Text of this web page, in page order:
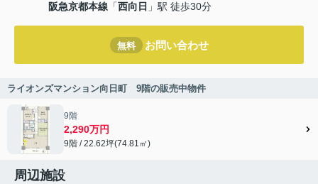
阪急京都本線 「西向日 」駅 徒歩30分
無料 お問い合わせ
ライオンズマンション向日町 9階の販売中物件
9階
2,290万円
9階 / 22.62坪(74.81㎡)
周辺施設